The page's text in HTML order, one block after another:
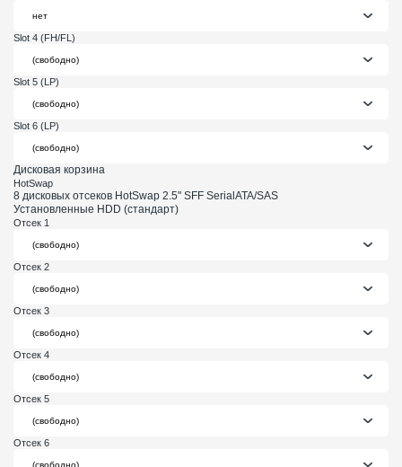
Slot 4 (FH/FL)
Slot 5 (LP)
Slot 6 (LP)
Дисковая корзина
HotSwap
8 дисковых отсеков HotSwap 2.5" SFF SerialATA/SAS
Установленные HDD (стандарт)
Отсек 1
Отсек 2
Отсек 3
Отсек 4
Отсек 5
Отсек 6